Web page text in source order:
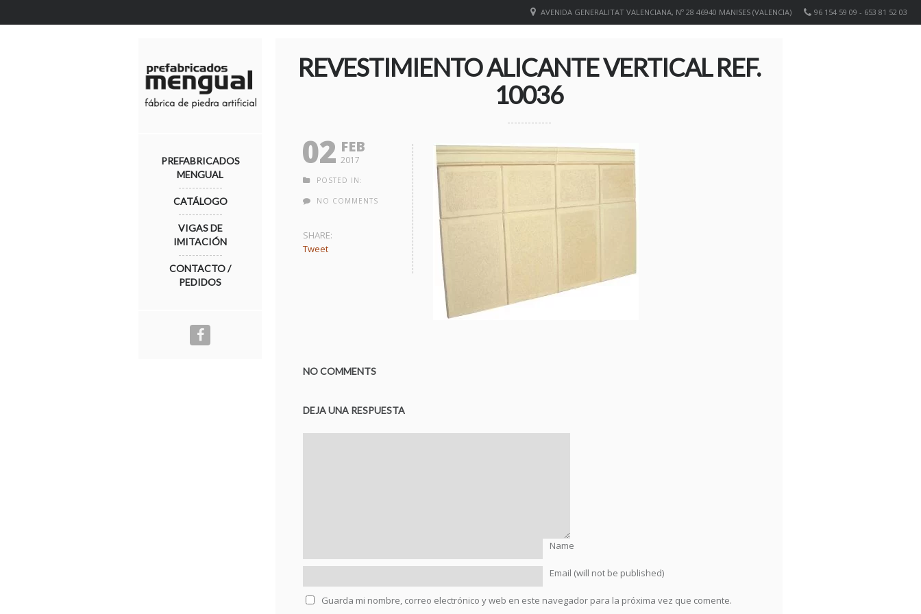
96 154 59 09 - 653 81 52 03
AVENIDA GENERALITAT VALENCIANA, Nº 28 46940 MANISES (VALENCIA)
PREFABRICADOS
MENGUAL
CATÁLOGO
VIGAS DE
IMITACIÓN
CONTACTO /
PEDIDOS
REVESTIMIENTO ALICANTE VERTICAL REF.
10036
02 FEB
2017
POSTED IN:
NO COMMENTS
SHARE:
Tweet
NO COMMENTS
DEJA UNA RESPUESTA
Name
Email (will not be published)
Guarda mi nombre, correo electrónico y web en este navegador para la próxima vez que comente.